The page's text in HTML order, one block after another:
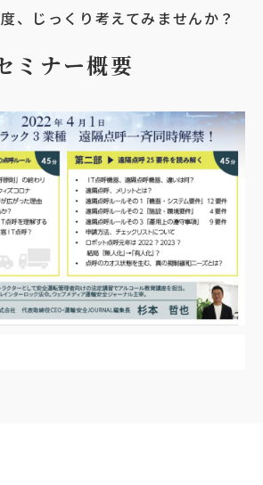
、じっくり考えてみませんか？
ミナー概要